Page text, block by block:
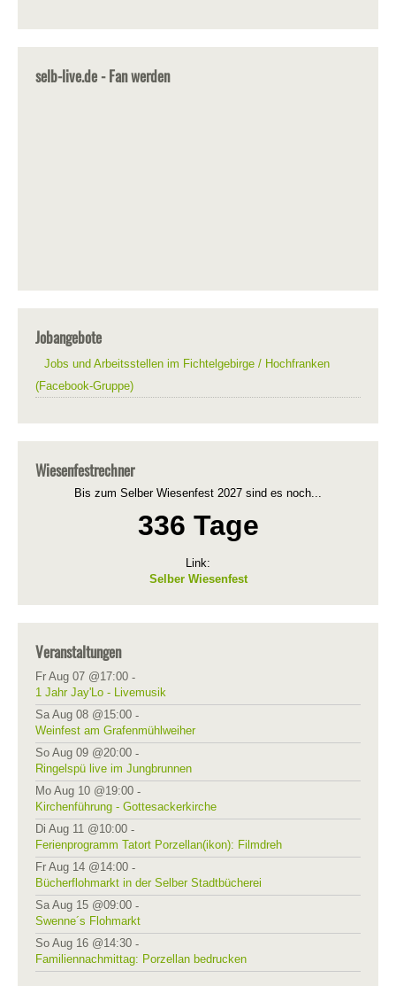
selb-live.de - Fan werden
Jobangebote
Jobs und Arbeitsstellen im Fichtelgebirge / Hochfranken
(Facebook-Gruppe)
Wiesenfestrechner
Bis zum Selber Wiesenfest 2027 sind es noch...
336 Tage
Link:
Selber Wiesenfest
Veranstaltungen
Fr Aug 07 @17:00 -
1 Jahr Jay'Lo - Livemusik
Sa Aug 08 @15:00 -
Weinfest am Grafenmühlweiher
So Aug 09 @20:00 -
Ringelspü live im Jungbrunnen
Mo Aug 10 @19:00 -
Kirchenführung - Gottesackerkirche
Di Aug 11 @10:00 -
Ferienprogramm Tatort Porzellan(ikon): Filmdreh
Fr Aug 14 @14:00 -
Bücherflohmarkt in der Selber Stadtbücherei
Sa Aug 15 @09:00 -
Swenne´s Flohmarkt
So Aug 16 @14:30 -
Familiennachmittag: Porzellan bedrucken